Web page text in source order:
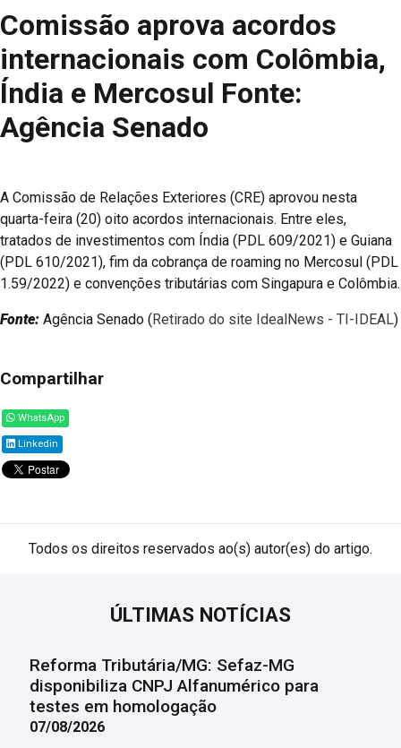
Comissão aprova acordos
internacionais com Colômbia,
Índia e Mercosul Fonte:
Agência Senado
A Comissão de Relações Exteriores (CRE) aprovou nesta
quarta-feira (20) oito acordos internacionais. Entre eles,
tratados de investimentos com Índia (PDL 609/2021) e Guiana
(PDL 610/2021), fim da cobrança de roaming no Mercosul (PDL
1.59/2022) e convenções tributárias com Singapura e Colômbia.
Fonte: Agência Senado (Retirado do site IdealNews - TI-IDEAL)
Compartilhar
WhatsApp
Linkedin
Todos os direitos reservados ao(s) autor(es) do artigo.
ÚLTIMAS NOTÍCIAS
Reforma Tributária/MG: Sefaz-MG
disponibiliza CNPJ Alfanumérico para
testes em homologação
07/08/2026